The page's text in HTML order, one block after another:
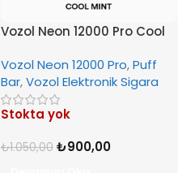
Vozol Neon 12000 Pro Cool
Vozol Neon 12000 Pro,Puff
Bar,Vozol Elektronik Sigara
Stokta yok
₺1.050,00 ₺900,00